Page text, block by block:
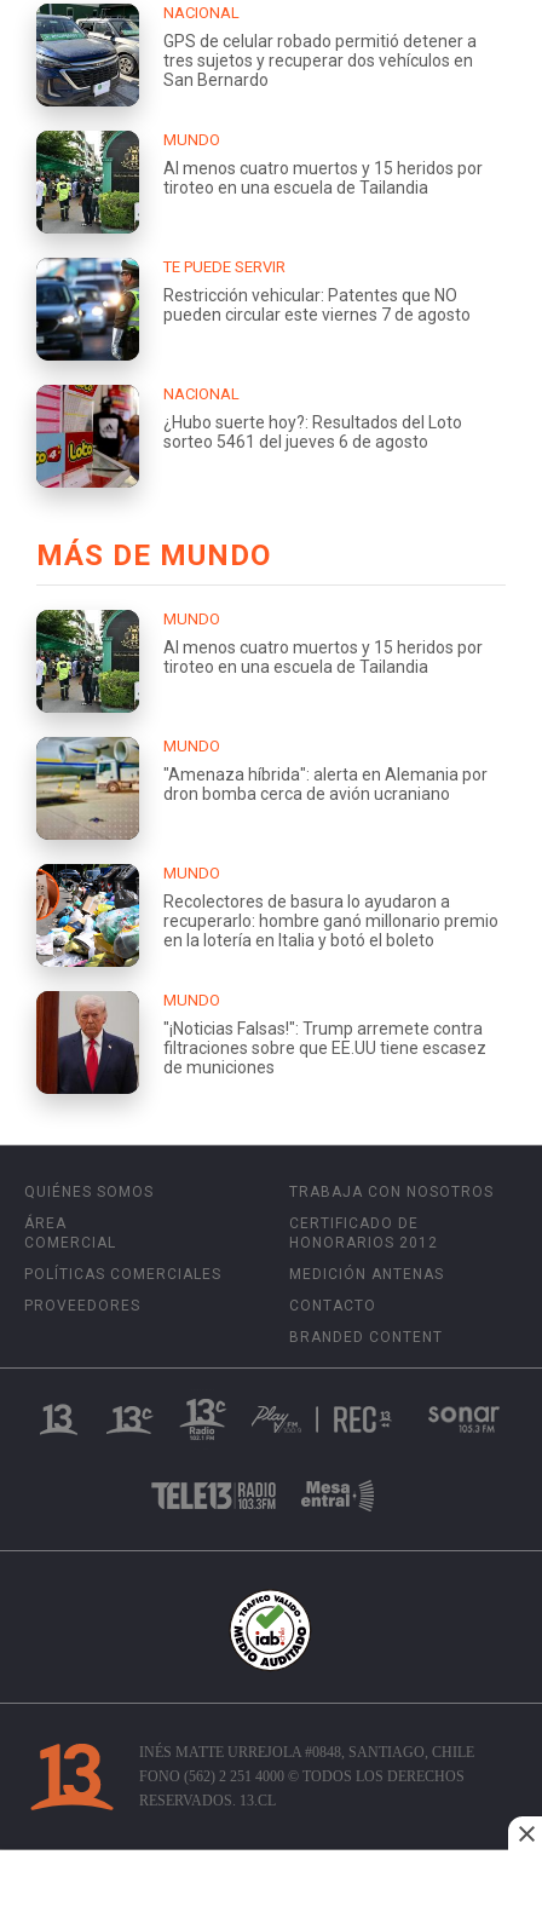
NACIONAL
GPS de celular robado permitió detener a
tres sujetos y recuperar dos vehículos en
San Bernardo
MUNDO
Al menos cuatro muertos y 15 heridos por
tiroteo en una escuela de Tailandia
TE PUEDE SERVIR
Restricción vehicular: Patentes que NO
pueden circular este viernes 7 de agosto
NACIONAL
¿Hubo suerte hoy?: Resultados del Loto
sorteo 5461 del jueves 6 de agosto
MÁS DE MUNDO
MUNDO
Al menos cuatro muertos y 15 heridos por
tiroteo en una escuela de Tailandia
MUNDO
"Amenaza híbrida": alerta en Alemania por
dron bomba cerca de avión ucraniano
MUNDO
Recolectores de basura lo ayudaron a
recuperarlo: hombre ganó millonario premio
en la lotería en Italia y botó el boleto
MUNDO
"¡Noticias Falsas!": Trump arremete contra
filtraciones sobre que EE.UU tiene escasez
de municiones
QUIÉNES SOMOS
ÁREA
COMERCIAL
POLÍTICAS COMERCIALES
PROVEEDORES
TRABAJA CON NOSOTROS
CERTIFICADO DE
HONORARIOS 2012
MEDICIÓN ANTENAS
CONTACTO
BRANDED CONTENT
INÉS MATTE URREJOLA #0848, SANTIAGO, CHILE
FONO (562) 2 251 4000 © TODOS LOS DERECHOS
RESERVADOS. 13.CL